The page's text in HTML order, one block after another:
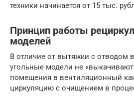
техники начинается от 15 тыс.
Принцип работы
моделей
В отличие от вытяжки с отводом
угольные модели не
помещения в вентиляционный
циркуляцию с очищением в